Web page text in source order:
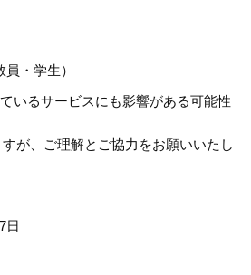
・学生）
いるサービスにも影響がある可能性
が、ご理解とご協力をお願いいたし
日